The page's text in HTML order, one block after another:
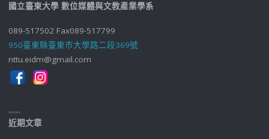
國立臺東大學 數位媒體與文教產業學系
089-517502 Fax089-517799
950臺東縣臺東市大學路二段369號
nttu.eidm@gmail.com
近期文章